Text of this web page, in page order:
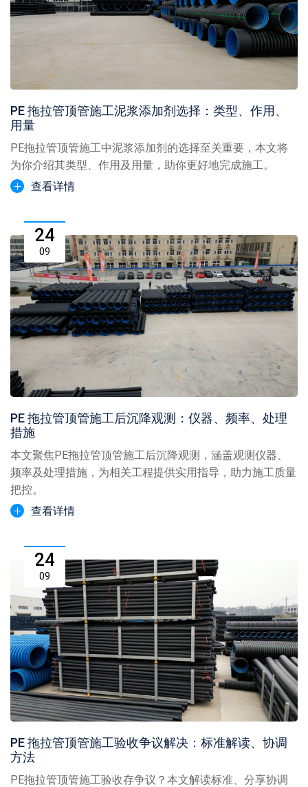
PE 拖拉管顶管施工泥浆添加剂选择：类型、作用、
用量
PE拖拉管顶管施工中泥浆添加剂的选择至关重要，本文将
为你介绍其类型、作用及用量，助你更好地完成施工。
查看详情
24
09
PE 拖拉管顶管施工后沉降观测：仪器、频率、处理
措施
本文聚焦PE拖拉管顶管施工后沉降观测，涵盖观测仪器、
频率及处理措施，为相关工程提供实用指导，助力施工质量
把控。
查看详情
24
09
PE 拖拉管顶管施工验收争议解决：标准解读、协调
方法
PE拖拉管顶管施工验收存争议？本文解读标准、分享协调